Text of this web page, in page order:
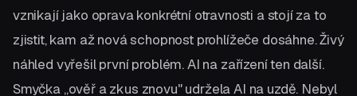
vznikají jako oprava konkrétní otravnosti a stojí za to
zjistit, kam až nová schopnost prohlížeče dosáhne. Živý
náhled vyřešil první problém. AI na zařízení ten další.
Smyčka „ověř a zkus znovu" udržela AI na uzdě. Nebyl